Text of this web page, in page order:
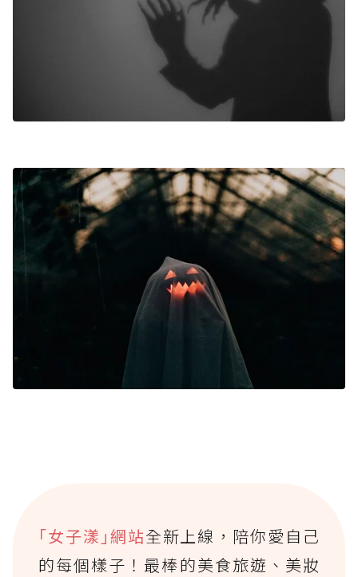
｢女子漾｣網站全新上線，陪你愛自己
的每個樣子！最棒的美食旅遊、美妝